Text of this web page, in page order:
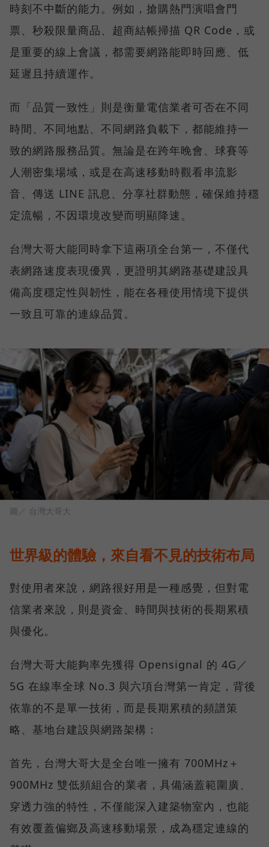
時刻不中斷的能力。例如，搶購熱門演唱會門
票、秒殺限量商品、超商結帳掃描 QR Code，或
是重要的線上會議，都需要網路能即時回應、低
延遲且持續運作。
而「品質一致性」則是衡量電信業者可否在不同
時間、不同地點、不同網路負載下，都能維持一
致的網路服務品質。無論是在跨年晚會、球賽等
人潮密集場域，或是在高速移動時觀看串流影
音、傳送 LINE 訊息、分享社群動態，確保維持穩
定流暢，不因環境改變而明顯降速。
台灣大哥大能同時拿下這兩項全台第一，不僅代
表網路速度表現優異，更證明其網路基礎建設具
備高度穩定性與韌性，能在各種使用情境下提供
一致且可靠的連線品質。
圖／ 台灣大哥大
世界級的體驗，來自看不見的技術布局
對使用者來說，網路很好用是一種感覺，但對電
信業者來說，則是資金、時間與技術的長期累積
與優化。
台灣大哥大能夠率先獲得 Opensignal 的 4G／
5G 在線率全球 No.3 與六項台灣第一肯定，背後
依靠的不是單一技術，而是長期累積的頻譜策
略、基地台建設與網路架構：
首先，台灣大哥大是全台唯一擁有 700MHz＋
900MHz 雙低頻組合的業者，具備涵蓋範圍廣、
穿透力強的特性，不僅能深入建築物室內，也能
有效覆蓋偏鄉及高速移動場景，成為穩定連線的